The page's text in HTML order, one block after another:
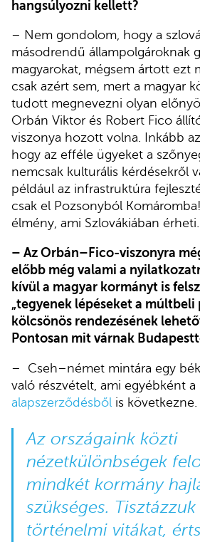
hangsúlyozni kellett?
– Nem gondolom, hogy a
másodrendű állampolgároknak
magyarokat, mégsem ártott ezt
csak azért sem, mert a magyar
tudott megnevezni olyan
Orbán Viktor és Robert Fico
viszonya hozott volna. Inkább
hogy az efféle ügyeket a
nemcsak kulturális kérdésekről
például az infrastruktúra
csak el Pozsonyból
élmény, ami Szlovákiában érheti.
– Az Orbán–Fico-viszonyra
előbb még valami a
kívül a magyar kormányt is
„tegyenek lépéseket a
kölcsönös rendezésének
Pontosan mit várnak
– Cseh–német mintára egy
való részvételt, ami egyébként a
alapszerződésből is következne.
Az országaink közti
nézetkülönbségek
mindkét kormány
szükséges.
történelmi vitákat,